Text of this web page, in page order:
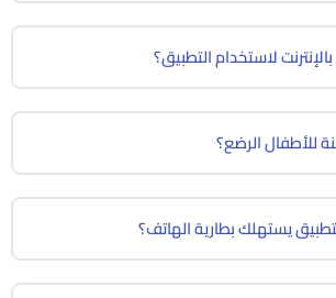
لاستخدام التطبيق؟
للأطفال الرضع؟
يستهلك بطارية الهاتف؟